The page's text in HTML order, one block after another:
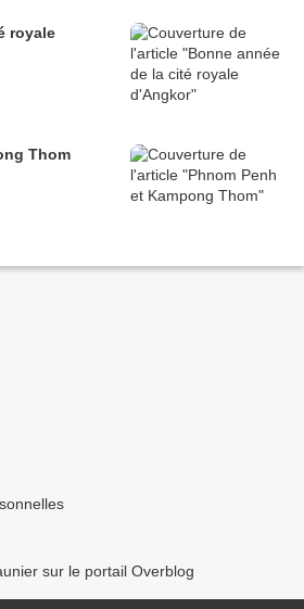
royale
Thom
sur le portail Overblog